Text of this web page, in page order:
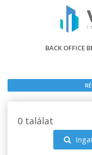
BACK OFFICE
0 találat